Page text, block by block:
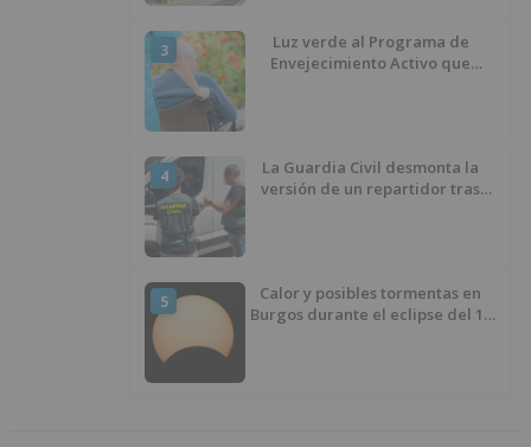
3
Luz verde al Programa de
Envejecimiento Activo que
4
La Guardia Civil desmonta la
versión de un repartidor tras
5
Calor y posibles tormentas en
Burgos durante el eclipse del 12